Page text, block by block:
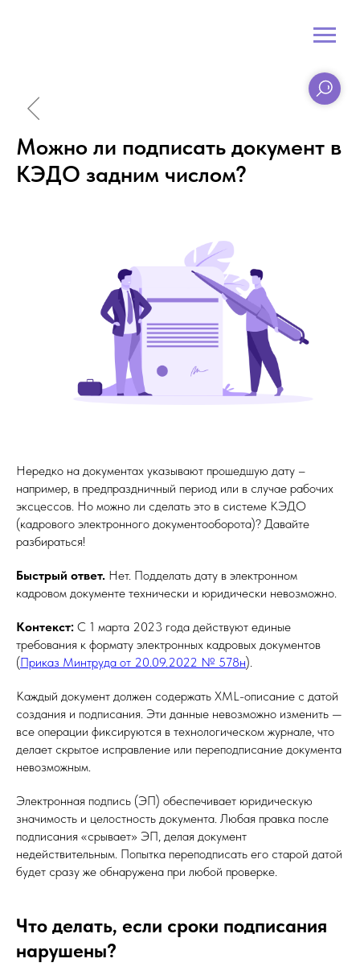
Можно ли подписать документ в
КЭДО задним числом?
Нередко на документах указывают прошедшую дату –
например, в предпраздничный период или в случае рабочих
эксцессов. Но можно ли сделать это в системе КЭДО
(кадрового электронного документооборота)? Давайте
разбираться!
Быстрый ответ. Нет. Подделать дату в электронном
кадровом документе технически и юридически невозможно.
Контекст: С 1 марта 2023 года действуют единые
требования к формату электронных кадровых документов
(Приказ Минтруда от 20.09.2022 № 578н).
Каждый документ должен содержать XML-описание с датой
создания и подписания. Эти данные невозможно изменить —
все операции фиксируются в технологическом журнале, что
делает скрытое исправление или переподписание документа
невозможным.
Электронная подпись (ЭП) обеспечивает юридическую
значимость и целостность документа. Любая правка после
подписания «срывает» ЭП, делая документ
недействительным. Попытка переподписать его старой датой
будет сразу же обнаружена при любой проверке.
Что делать, если сроки подписания
нарушены?